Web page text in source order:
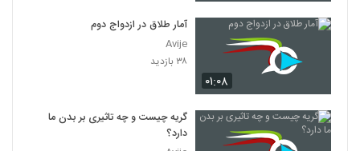
۰۱:۰۸
آمار طلاق در ازدواج دوم
Avije
۳۸ بازدید
گریه چیست و چه تاثیری بر بدن ما
دارد؟